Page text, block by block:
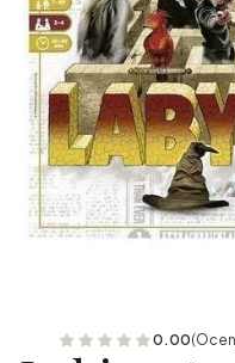
0.00